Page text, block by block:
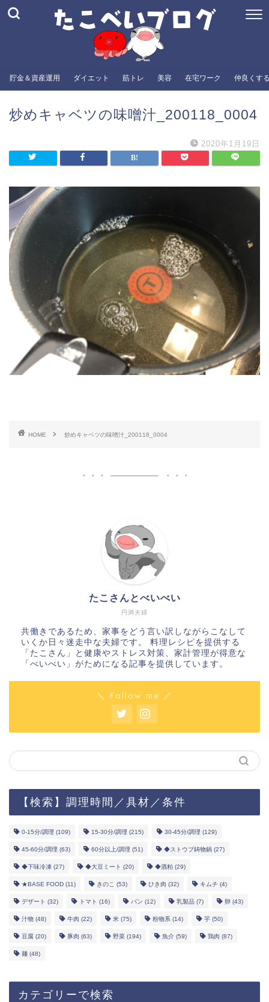
貯金＆資産運用 ダイエット 筋トレ 美容 在宅ワーク 仲良くす
炒めキャベツの味噌汁_200118_0004
2020年1月19日
HOME 炒めキャベツの味噌汁_200118_0004
円満夫婦
たこさんとべいべい
共働きであるため、家事をどう言い訳しながらこなして
いくか日々迷走中な夫婦です。 料理レシピを提供する
「たこさん」と健康やストレス対策、家計管理が得意な
「べいべい」がためになる記事を提供しています。
＼ Follow me ／
【検索】調理時間／具材／条件
0-15分/調理 (109) 15-30分/調理 (215) 30-45分/調理 (129)
45-60分/調理 (63) 60分以上/調理 (51) ◆ストウブ鋳物鍋 (27)
◆下味冷凍 (27) ◆大豆ミート (20) ◆酒粕 (29)
★BASE FOOD (11) きのこ (53) ひき肉 (32) キムチ (4)
デザート (32) トマト (16) パン (12) 乳製品 (7) 卵 (43)
汁物 (48) 牛肉 (22) 米 (75) 粉物系 (14) 芋 (50)
豆腐 (20) 豚肉 (63) 野菜 (194) 魚介 (59) 鶏肉 (87)
麺 (48)
カテゴリーで検索